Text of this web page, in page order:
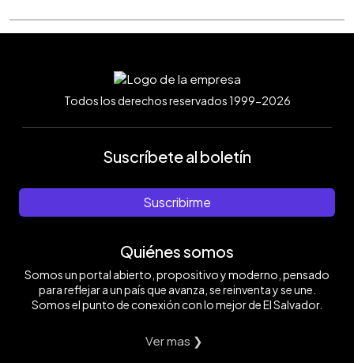
Todos los derechos reservados 1999-2026
Suscríbete al boletín
Suscribirme
Quiénes somos
Somos un portal abierto, propositivo y moderno, pensado
para reflejar a un país que avanza, se reinventa y se une.
Somos el punto de conexión con lo mejor de El Salvador.
Ver mas ❯